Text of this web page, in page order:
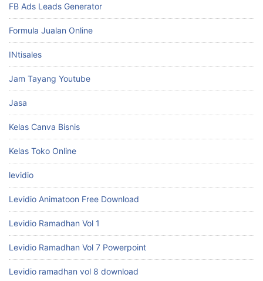
FB Ads Leads Generator
Formula Jualan Online
INtisales
Jam Tayang Youtube
Jasa
Kelas Canva Bisnis
Kelas Toko Online
levidio
Levidio Animatoon Free Download
Levidio Ramadhan Vol 1
Levidio Ramadhan Vol 7 Powerpoint
Levidio ramadhan vol 8 download